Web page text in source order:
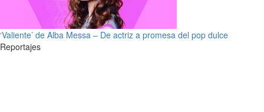
‘Valiente’ de Alba Messa – De actriz a promesa del pop dulce
Reportajes